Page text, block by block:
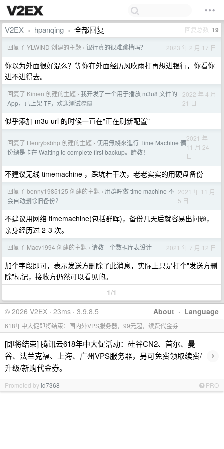
V2EX › hpanqing › 全部回复 回复总数 19
回复了 YLWIND 创建的主题 › 银行真的很难跳槽吗？ 2023 年 2 月 17 日
你以为外面很好混么？等你在外面经历风吹雨打再想进银行，你看你
进不进得去。
回复了 Kimen 创建的主题 › 我开发了一个用于播放 m3u8 文件的
App，已上架 TF，欢迎测试👏🏻
2022 年 4 月
21 日
似乎添加 m3u url 的时候一直在"正在刷新配置"
回复了 Henrybsbhp 创建的主题 › 使用無綫來進行 Time Machine 備
份總是卡在 Waiting to complete first backup。請教！
2021 年
11 月 24
日
不建议无线 timemachine ，踩坑若干次，老老实实的用硬盘备份
回复了 benny1985125 创建的主题 › 用群晖做 time machine 不
会自动删除旧备份？
2021 年 11 月
5 日
不建议用网络 timemachine(包括群晖)，备份几天后就容易出问题，
亲身经历过 2-3 次。
回复了 Macv1994 创建的主题 › 请教一个数据库表设计 2021 年 7 月 12 日
加个字段即可，表示发送方删除了此消息，实际上只是打个"发送方删
除"标记，接收方仍然可以看见的。
1/1
About · Language
© 2026 V2EX · 23ms · 3.9.8.5
618年中大促即将结束：国内外VPS服务器，99元起，续费代金券
[即将结束] 腾讯云618年中大促活动：硅谷CN2、首尔、曼
谷、法兰克福、上海、广州VPS服务器，另可免费领取续费/
升级/新购代金券。
›
Promoted byid7368 PRO